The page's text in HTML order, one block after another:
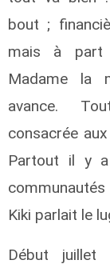
bout ;
mais à
Madame la
avance.
consacrée
Partout il y
Kiki parlait le
Début juillet